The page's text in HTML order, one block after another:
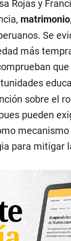
Rojas y
matrimonio
Se
más
que
sobre el
pueden
para mitigar